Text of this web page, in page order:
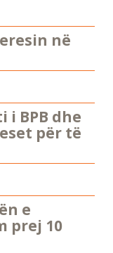
në
i BPB dhe
për të
e
prej 10